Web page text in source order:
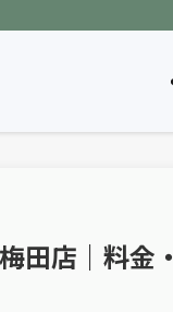
田店｜料金・